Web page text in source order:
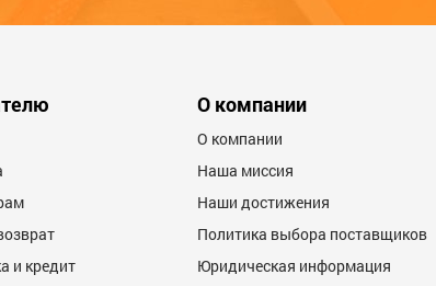
и кредит
О компании
О компании
Наша миссия
Наши достижения
Политика выбора поставщиков
Юридическая информация